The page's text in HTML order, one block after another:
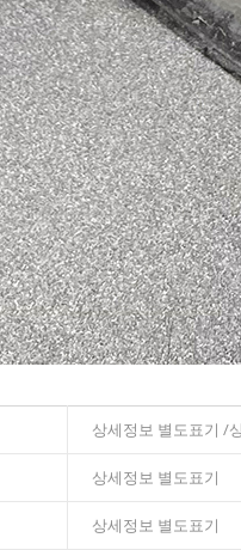
상세정보 별도표기 /
상세정보 별도표기
상세정보 별도표기